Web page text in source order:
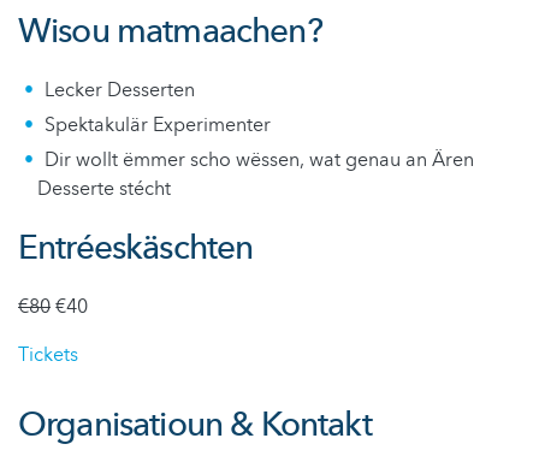
Wisou matmaachen?
Lecker Desserten
Spektakulär Experimenter
Dir wollt ëmmer scho wëssen, wat genau an Ären
Desserte stécht
Entréeskäschten
€80€40
Tickets
Organisatioun & Kontakt